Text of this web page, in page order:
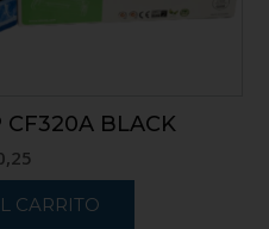
CF320A BLACK
CARRITO